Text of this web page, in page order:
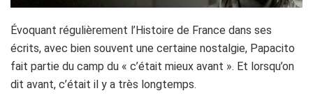
Évoquant régulièrement l’Histoire de France dans ses
écrits, avec bien souvent une certaine nostalgie, Papacito
fait partie du camp du « c’était mieux avant ». Et lorsqu’on
dit avant, c’était il y a très longtemps.